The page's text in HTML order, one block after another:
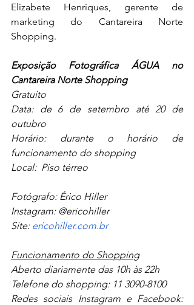
Elizabete Henriques, gerente de
marketing do Cantareira Norte
Shopping.
Exposição Fotográfica ÁGUA no
Cantareira Norte Shopping
Gratuito
Data: de 6 de setembro até 20 de
outubro
Horário: durante o horário de
funcionamento do shopping
Local:  Piso térreo
Fotógrafo: Érico Hiller
Instagram: @ericohiller
Site: ericohiller.com.br
Funcionamento do Shopping
Aberto diariamente das 10h às 22h
Telefone do shopping: 11 3090-8100
Redes sociais Instagram e Facebook: